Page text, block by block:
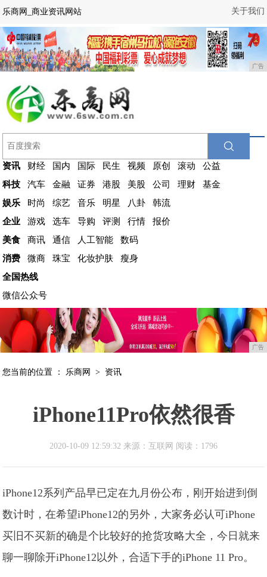
关于我们
乐商网_商业资讯网站
广告
资讯 财经 国内 国际 民生 视频 原创 滚动
公益
科技
汽车 金融 证券 港股 美股 公司 理财
基金
娱乐
时尚 综艺 音乐 明星 八卦
韩流
企业
游戏 选车 导购 评测 行情
报价
美食
商讯 通信 人工智能
数码
消费
微商 珠宝 化妆护肤
瘦身
全国热线
微信公众号
广告
您当前的位置 ： 乐商网 > 资讯
iPhone11Pro依然很香
2020-10-09 12:59:32 来源：互联网 阅读：1796
iPhone12系列产品早已定在九月份公布，刚开始进到倒
数计时，在希望iPhone12的另外，大家务必认可iPhone
买旧不买新的确是个比较好的抢货攻略大全，今日就来
聊一聊除开iPhone12以外，合适下手的iPhone 11 Pro。